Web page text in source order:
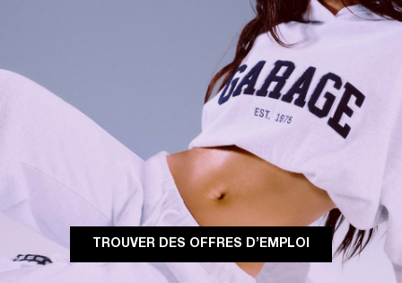
TROUVER DES OFFRES D’EMPLOI